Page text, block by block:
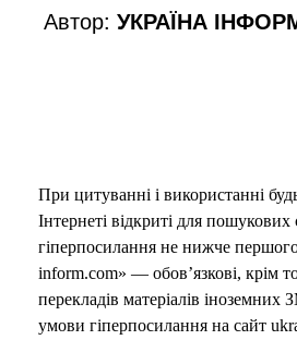
Автор:УКРАЇНА
При цитуванні і використанні
Інтернеті відкриті для пошукових
гіперпосилання не нижче
inform.com» — обов’язкові, крім
перекладів матеріалів
умови гіперпосилання на сайт